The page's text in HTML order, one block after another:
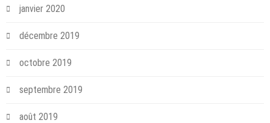
janvier 2020
décembre 2019
octobre 2019
septembre 2019
août 2019